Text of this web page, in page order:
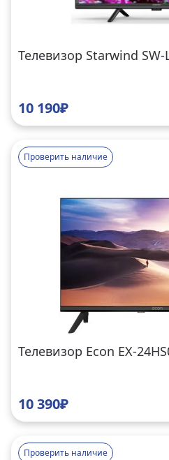
Телевизор Starwind SW-
10 190₽
Проверить наличие
Телевизор Econ EX-
10 390₽
Проверить наличие